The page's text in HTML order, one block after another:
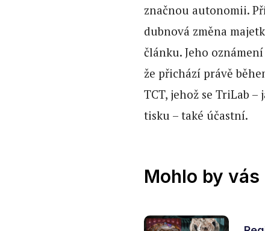
značnou autonomii.
dubnová změna
článku. Jeho
že přichází právě
TCT, jehož se TriLab
tisku – také účastní.
Mohlo by